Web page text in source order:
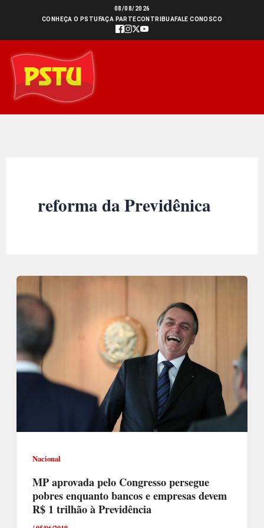
conteúdo
08/08/2026
CONHEÇA O PSTU FAÇA PARTECONTRIBUAFALE CONOSCO
reforma da Previdênica
Nacional
MP aprovada pelo Congresso persegue
pobres enquanto bancos e empresas devem
R$ 1 trilhão à Previdência